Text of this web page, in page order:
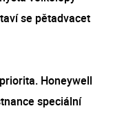
se pětadvacet
Honeywell
speciální